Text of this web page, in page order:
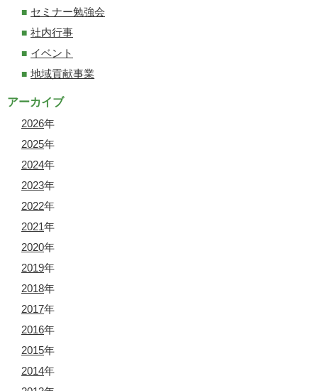
セミナー勉強会
社内行事
イベント
地域貢献事業
アーカイブ
2026年
2025年
2024年
2023年
2022年
2021年
2020年
2019年
2018年
2017年
2016年
2015年
2014年